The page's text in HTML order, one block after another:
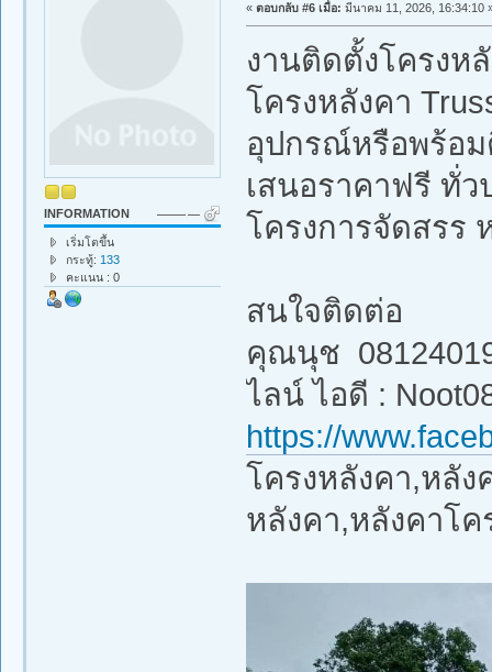
INFORMATION
เริ่มโตขึ้น
กระทู้: 133
คะแนน : 0
« ตอบกลับ #6 เมื่อ: มีนาคม 11, 2026, 16:34:10
งานติดตั้งโครงห
โครงหลังคา
อุปกรณ์หรือพร้อม
เสนอราคาฟรี ทั่
โครงการจัดสรร
สนใจติดต่อ
คุณนุช
ไลน์ ไอดี :
https://
โครงหลังคา,หลัง
หลังคา,หลังคาโค